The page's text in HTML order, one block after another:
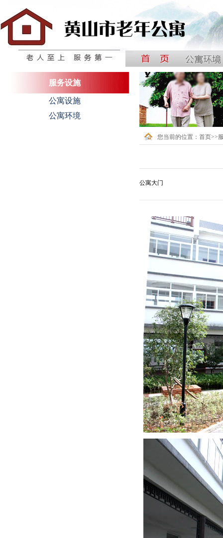
中国黄山国际银龄公寓
服务设施
公寓设施
公寓环境
您当前的位置： 首页>>
公寓大门